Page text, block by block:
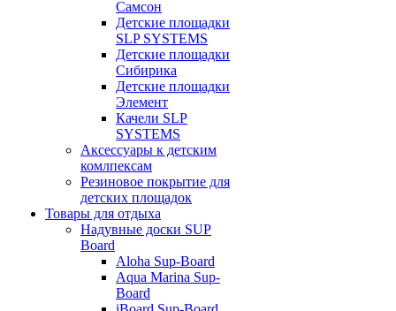
Самсон
Детские площадки
SLP SYSTEMS
Детские площадки
Сибирика
Детские площадки
Элемент
Качели SLP
SYSTEMS
Аксессуары к детским
комлпексам
Резиновое покрытие для
детских площадок
Товары для отдыха
Надувные доски SUP
Board
Aloha Sup-Board
Aqua Marina Sup-
Board